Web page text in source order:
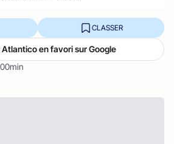
CLASSER
en favori sur Google